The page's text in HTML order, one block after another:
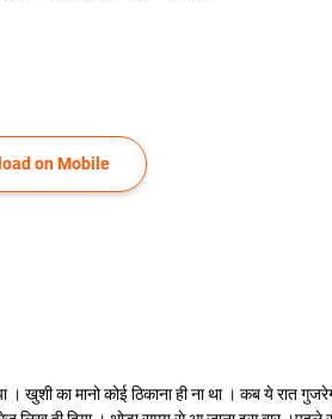
on Mobile
। खुशी का मानो कोई ठिकाना ही ना था । कब ये